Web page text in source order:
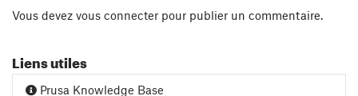
Vous devez vous connecter pour publier un commentaire.
Liens utiles
Prusa Knowledge Base